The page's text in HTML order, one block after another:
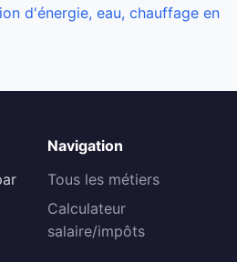
d'énergie, eau, chauffage en
Navigation
Tous les métiers
Calculateur
salaire/impôts